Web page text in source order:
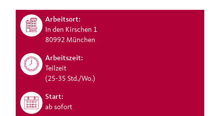
Arbeitsort:
In den Kirschen 1
80992 München
Arbeitszeit:
Teilzeit
(25-35 Std./Wo.)
Start:
ab sofort